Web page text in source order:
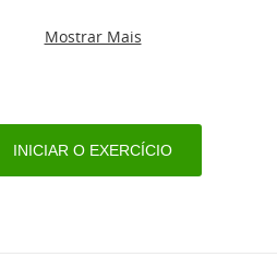
Mostrar Mais
INICIAR O EXERCÍCIO